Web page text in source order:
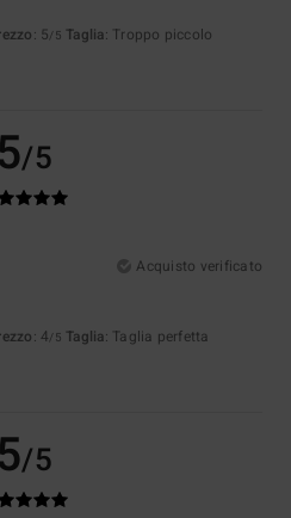
: 5/5 Taglia: Troppo piccolo
/5
Acquisto verificato
: 4/5 Taglia: Taglia perfetta
/5